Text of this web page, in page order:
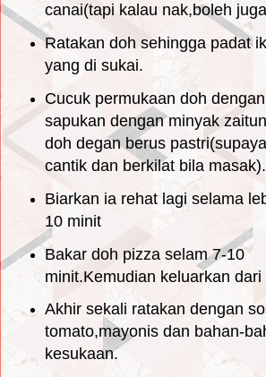
canai(tapi kalau nak,boleh
Ratakan doh sehingga padat
yang di sukai.
Cucuk permukaan doh
sapukan dengan minyak
doh degan berus
cantik dan berkilat bila masak).
Biarkan ia rehat lagi selama
10 minit
Bakar doh pizza selam 7-10
minit.Kemudian keluarkan dari
Akhir sekali ratakan dengan
tomato,mayonis dan bahan-
kesukaan.